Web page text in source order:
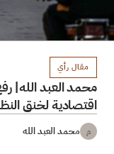
مقال رأي
محمد العبد الله|
اقتصادية لخنق
م محمد العبد الله